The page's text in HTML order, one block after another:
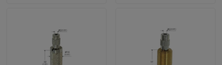
Producten
Videos